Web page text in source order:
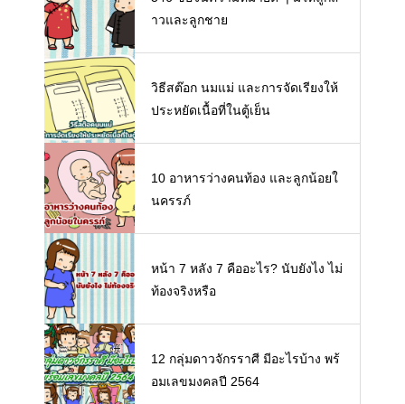
าวและลูกชาย
วิธีสต๊อก นมแม่ และการจัดเรียงให้
ประหยัดเนื้อที่ในตู้เย็น
10 อาหารว่างคนท้อง และลูกน้อยใ
นครรภ์
หน้า 7 หลัง 7 คืออะไร? นับยังไง ไม่
ท้องจริงหรือ
12 กลุ่มดาวจักรราศี มีอะไรบ้าง พร้
อมเลขมงคลปี 2564